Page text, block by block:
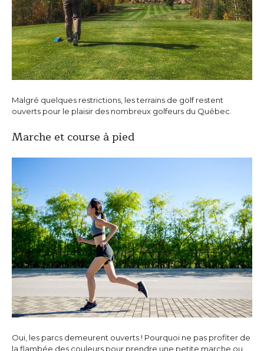
Malgré quelques restrictions, les terrains de golf restent
ouverts pour le plaisir des nombreux golfeurs du Québec.
Marche et course à pied
Oui, les parcs demeurent ouverts ! Pourquoi ne pas profiter de
la flambée des couleurs pour prendre une petite marche ou